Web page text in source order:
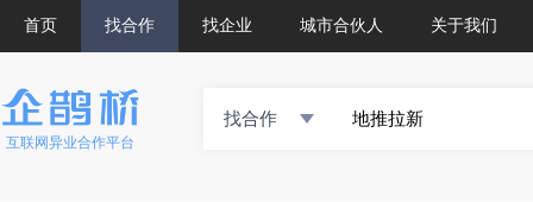
首页 找合作 找企业 城市合伙人 关于我们
互联网异业合作平台
找合作